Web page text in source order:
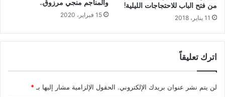
من فتح الباب للاحتجاجات الليلية!
11 يناير، 2018
والمناجم منجي مرزوق..
15 فبراير، 2020
اترك تعليقاً
لن يتم نشر عنوان بريدك الإلكتروني. الحقول الإلزامية مشار إليها بـ*